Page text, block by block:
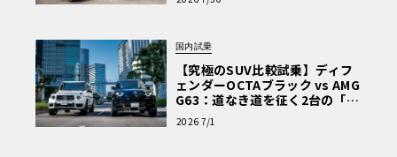
を選ぶ理由〈PR〉
国内試乗
【究極のSUV比較試乗】ディフ
ェンダーOCTAブラック vs AMG
G63：道なき道を征く2台の「対
極的アプローチ」
2026 7/1